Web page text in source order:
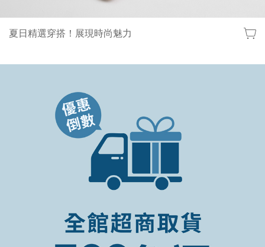
夏日精選穿搭！展現時尚魅力